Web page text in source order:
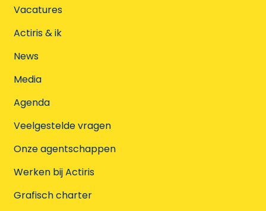
Vacatures
Actiris & ik
News
Media
Agenda
Veelgestelde vragen
Onze agentschappen
Werken bij Actiris
Grafisch charter